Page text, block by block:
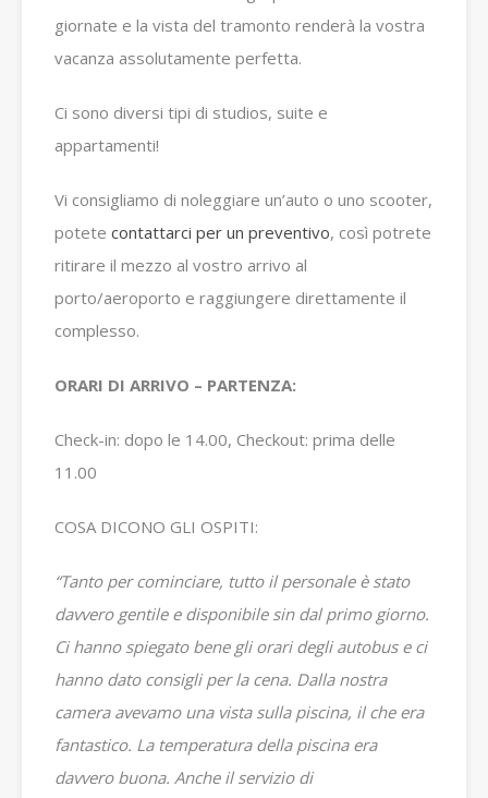
giornate e la vista del tramonto renderà la vostra
vacanza assolutamente perfetta.
Ci sono diversi tipi di studios, suite e
appartamenti!
Vi consigliamo di noleggiare un’auto o uno scooter,
potete contattarci per un preventivo, così potrete
ritirare il mezzo al vostro arrivo al
porto/aeroporto e raggiungere direttamente il
complesso.
ORARI DI ARRIVO – PARTENZA:
Check-in: dopo le 14.00, Checkout: prima delle
11.00
COSA DICONO GLI OSPITI:
“Tanto per cominciare, tutto il personale è stato
davvero gentile e disponibile sin dal primo giorno.
Ci hanno spiegato bene gli orari degli autobus e ci
hanno dato consigli per la cena. Dalla nostra
camera avevamo una vista sulla piscina, il che era
fantastico. La temperatura della piscina era
davvero buona. Anche il servizio di